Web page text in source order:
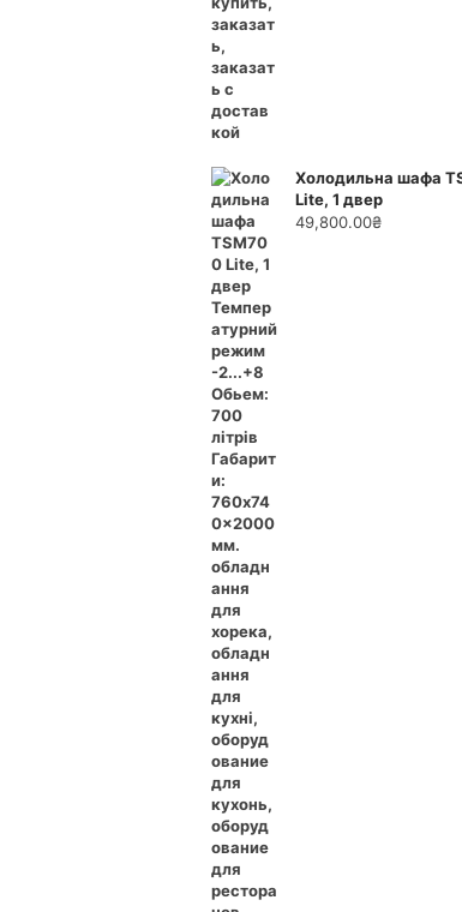
Холодильна шафа
Lite, 1 двер
49,800.00₴